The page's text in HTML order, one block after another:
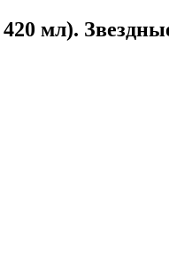
мл).